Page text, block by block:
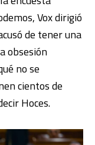
Vox dirigió
de tener una
obsesión
no se
cientos de
Hoces.